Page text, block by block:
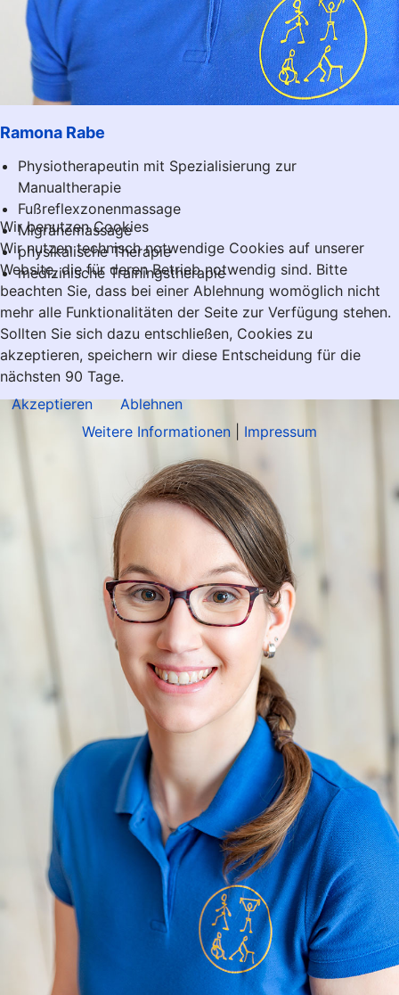
Ramona Rabe
Physiotherapeutin mit Spezialisierung zur
Manualtherapie
Fußreflexzonenmassage
Migränemassage
physikalische Therapie
medizinische Trainingstherapie
Wir benutzen Cookies
Wir nutzen technisch notwendige Cookies auf unserer
Website, die für deren Betrieb notwendig sind. Bitte
beachten Sie, dass bei einer Ablehnung womöglich nicht
mehr alle Funktionalitäten der Seite zur Verfügung stehen.
Sollten Sie sich dazu entschließen, Cookies zu
akzeptieren, speichern wir diese Entscheidung für die
nächsten 90 Tage.
Akzeptieren
Ablehnen
Weitere Informationen
Impressum